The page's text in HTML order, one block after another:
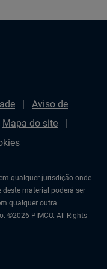
Aviso de
Mapa do site
qualquer jurisdição onde
material poderá ser
qualquer outra
©2026 PIMCO. All Rights